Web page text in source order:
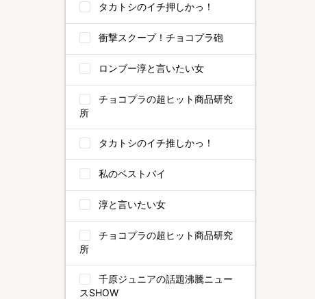
タカトシのイチ押しかっ！
衝撃スクープ！チョコプラ砲
ロンブー淳と言いたい女
チョコプラの超ヒット商品研究
所
タカトシのイチ推しかっ！
私のベストバイ
淳と言いたい女
チョコプラの超ヒット商品研究
所
千原ジュニアの話題沸騰ニュー
スSHOW